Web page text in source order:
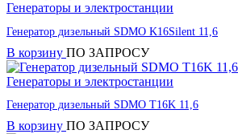
Генераторы и электростанции
Генератор дизельный SDMO K16Silent 11,6
В корзину ПО ЗАПРОСУ
Генераторы и электростанции
Генератор дизельный SDMO T16K 11,6
В корзину ПО ЗАПРОСУ